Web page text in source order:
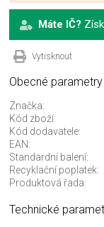
Máte IČ?
Vytisknout
Obecné parametry
Značka:
Kód zboží:
Kód dodavatele:
EAN:
Standardní balení:
Recyklační poplatek:
Produktová řada:
Technické